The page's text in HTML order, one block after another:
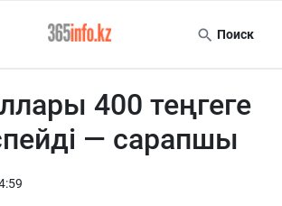
Поиск
400 теңгеге
— сарапшы